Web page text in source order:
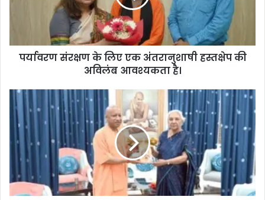
पर्यावरण संरक्षण के लिए एक अंतरानुशाषी हस्तक्षेप की
अविलंब आवश्यकता है।